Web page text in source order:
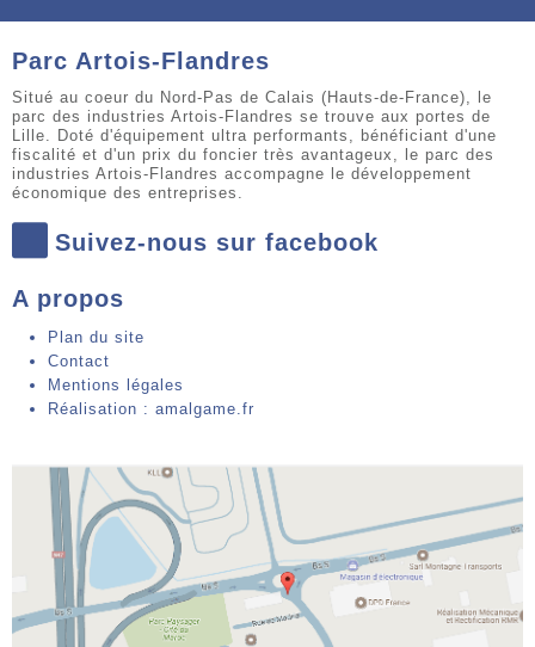
Parc Artois-Flandres
Situé au coeur du Nord-Pas de Calais (Hauts-de-France), le
parc des industries Artois-Flandres se trouve aux portes de
Lille. Doté d'équipement ultra performants, bénéficiant d'une
fiscalité et d'un prix du foncier très avantageux, le parc des
industries Artois-Flandres accompagne le développement
économique des entreprises.
Suivez-nous sur facebook
A propos
Plan du site
Contact
Mentions légales
Réalisation : amalgame.fr